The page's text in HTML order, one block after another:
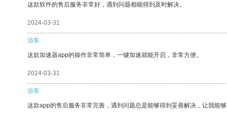
这款软件的售后服务非常好，遇到问题都能得到及时解决。
2024-03-31
游客
这款加速器app的操作非常简单，一键加速就能开启，非常方便。
2024-03-31
游客
这款app的售后服务非常完善，遇到问题总是能够得到妥善解决，让我能够